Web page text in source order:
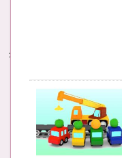
Имена. Святцы
Энциклопедия